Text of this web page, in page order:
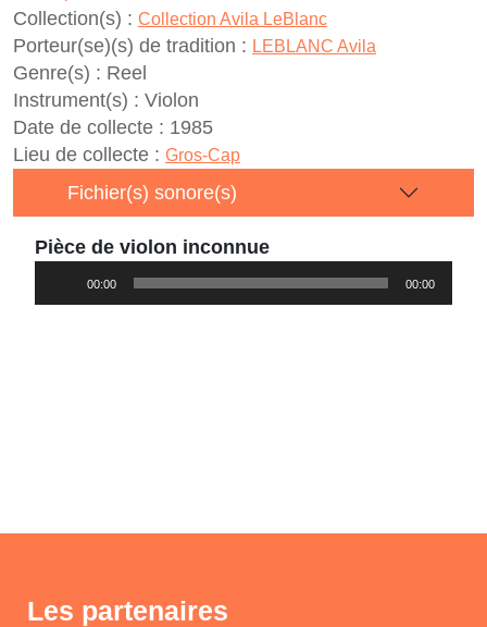
Collection(s) : Collection Avila LeBlanc
Porteur(se)(s) de tradition : LEBLANC Avila
Genre(s) : Reel
Instrument(s) : Violon
Date de collecte : 1985
Lieu de collecte : Gros-Cap
Fichier(s) sonore(s)
Pièce de violon inconnue
audio
00:00 00:00
Les partenaires